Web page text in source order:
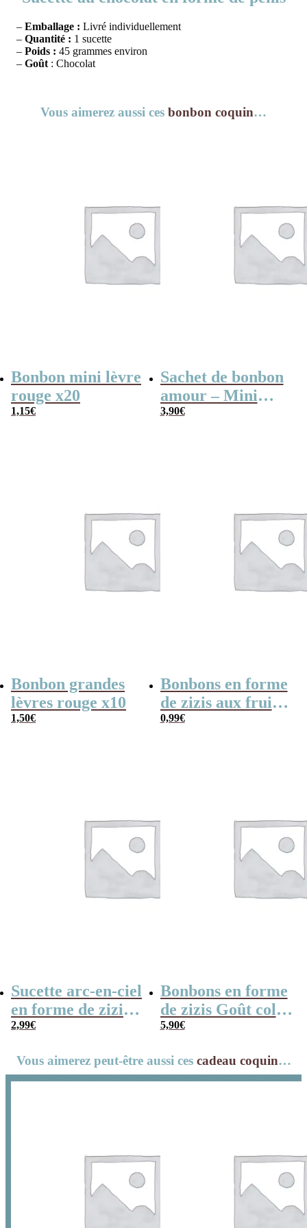
– Emballage : Livré individuellement
– Quantité : 1 sucette
– Poids : 45 grammes environ
– Goût : Chocolat
Vous aimerez aussi ces bonbon coquin…
Bonbon mini lèvre
rouge x20
1,15€
Sachet de bonbon
amour – Mini
lèvre rouge x80 –
3,90€
Bonbon grandes
lèvres rouge x10
1,50€
Bonbons en forme
de zizis aux fruits
x 10 – Cadeau
0,99€
Sucette arc-en-ciel
en forme de zizi –
cadeau coquin
2,99€
Bonbons en forme
de zizis Goût cola
– Cadeau coquin
5,90€
Vous aimerez peut-être aussi ces cadeau coquin…